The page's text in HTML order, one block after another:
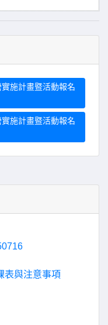
施計畫暨活動報名
施計畫暨活動報名
表與注意事項